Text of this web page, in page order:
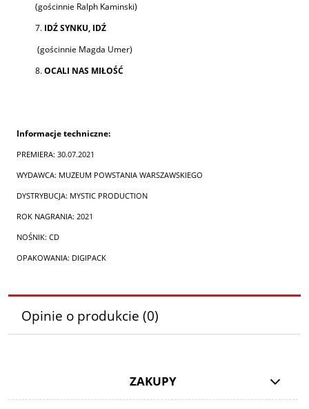
(gościnnie Ralph Kaminski)
IDŹ SYNKU, IDŹ
(gościnnie Magda Umer)
OCALI NAS MIŁOŚĆ
Informacje techniczne:
PREMIERA: 30.07.2021
WYDAWCA: MUZEUM POWSTANIA WARSZAWSKIEGO
DYSTRYBUCJA: MYSTIC PRODUCTION
ROK NAGRANIA: 2021
NOŚNIK: CD
OPAKOWANIA: DIGIPACK
Opinie o produkcie (0)
ZAKUPY